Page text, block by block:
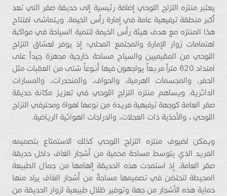
يعتبر منتزه التزلج اللوحي إضافة رئيسية إلى حديقة صقر التي تعد
أكبر منطقة ترفيهية عامة في إمارة رأس الخيمة. ويتماشى افتتاح
هذا المنتزه مع هدف هيئة رأس الخيمة لتنمية السياحة في مواكبة
اهتمامات زوار الإمارة والمجتمع المحلي؛ إذ يوفر لعشاق التزلج
اللوحي من المقيميين والسياح مساحة خارجية مجهزة جيداً على
امتداد 620 متراً مربعاً يواجهون فيها أنوعاً شتى من العقبات مثل
الحفر، والمجسمات الهرمية، والحواف، والمنحدرات، والمسارات
الدائرية. ويساهم منتزه التزلج اللوحي في تعزيز مكانة حديقة
صقر العامة كوجهة ترفيهية فريدة من نوعها لهواة ومحترفي التزلج
اللوحي ، والأحذية ذات العجلات، والدراجات الهوائية الرياضية.
ويمكن لضيوف منتزه التزلج اللوحي كذلك الاستمتاع بتصميمه
الفريد الذي يتوسط مساحة محمية من أشجار الغاف داخل حديقة
صقر العامة. إذ استمدت هذه الحديقة إلهامها من جمال الطبيعة
المحيطة لتحتضن في تصميمها مساحةً من أشجار الغاف يراد منها
حماية هذه الأشجار من جهة وتوفير ظلال طبيعية لزوار الحديقة من